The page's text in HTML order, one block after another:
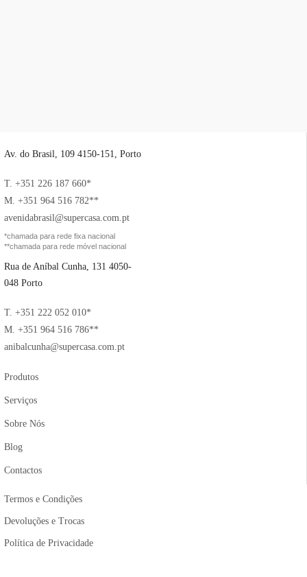
Av. do Brasil, 109 4150-151, Porto
T. +351 226 187 660*
M. +351 964 516 782**
avenidabrasil@supercasa.com.pt
*chamada para rede fixa nacional
**chamada para rede móvel nacional
Rua de Aníbal Cunha, 131 4050-
048 Porto
T. +351 222 052 010*
M. +351 964 516 786**
anibalcunha@supercasa.com.pt
Produtos
Serviços
Sobre Nós
Blog
Contactos
Termos e Condições
Devoluções e Trocas
Política de Privacidade